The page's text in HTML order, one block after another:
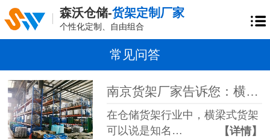
森沃仓储-货架定制厂家
个性化定制、自由组合
常见问答
南京货架厂家告诉您：横梁式货架的三大特点
在仓储货架行业中，横梁式货架
可以说是知名…
【详情】